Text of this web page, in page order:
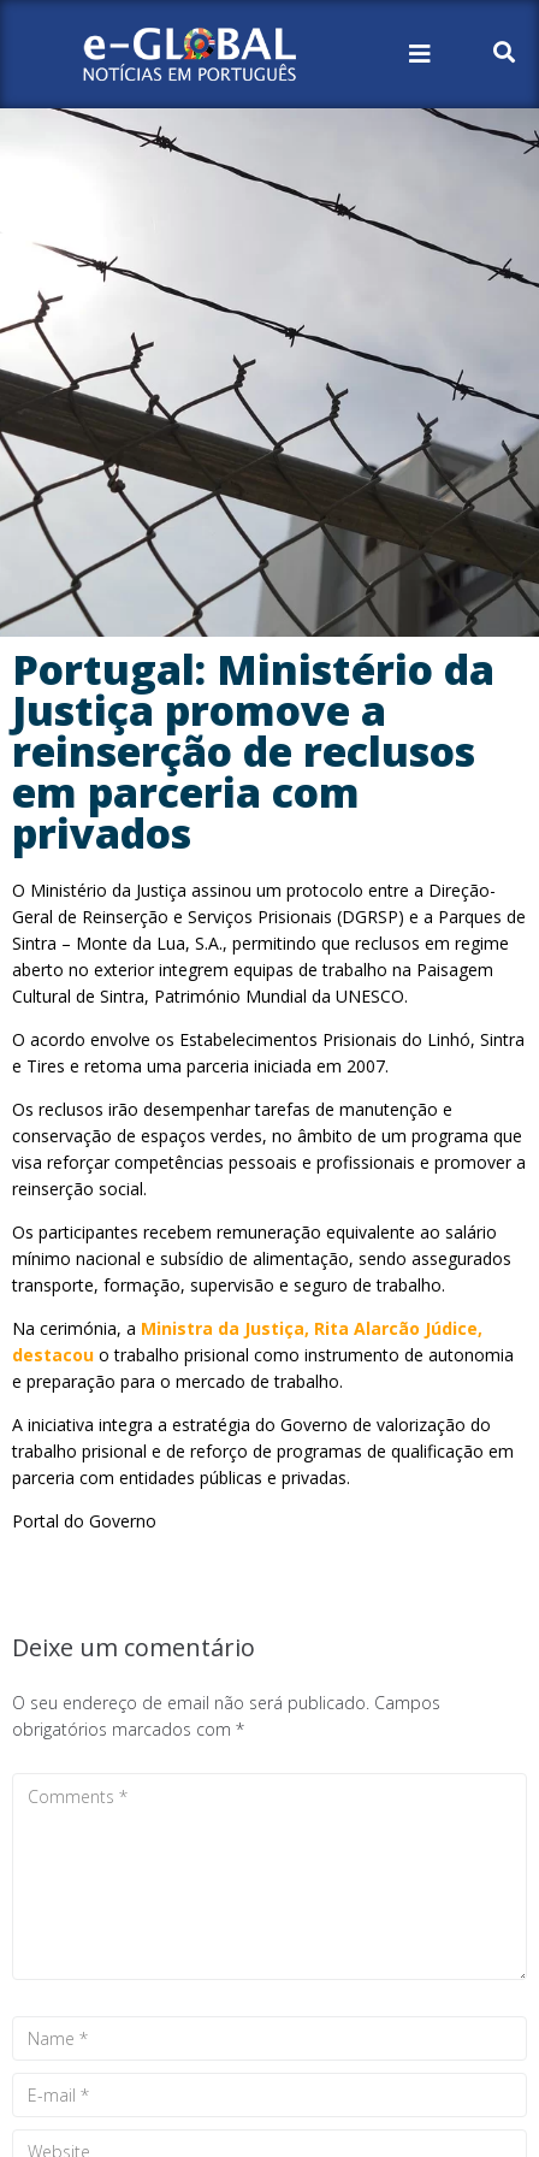
Portugal: Ministério da
Justiça promove a
reinserção de reclusos
em parceria com
privados
O Ministério da Justiça assinou um protocolo entre a Direção-
Geral de Reinserção e Serviços Prisionais (DGRSP) e a Parques de
Sintra – Monte da Lua, S.A., permitindo que reclusos em regime
aberto no exterior integrem equipas de trabalho na Paisagem
Cultural de Sintra, Património Mundial da UNESCO.
O acordo envolve os Estabelecimentos Prisionais do Linhó, Sintra
e Tires e retoma uma parceria iniciada em 2007.
Os reclusos irão desempenhar tarefas de manutenção e
conservação de espaços verdes, no âmbito de um programa que
visa reforçar competências pessoais e profissionais e promover a
reinserção social.
Os participantes recebem remuneração equivalente ao salário
mínimo nacional e subsídio de alimentação, sendo assegurados
transporte, formação, supervisão e seguro de trabalho.
Na cerimónia, a Ministra da Justiça, Rita Alarcão Júdice,
destacou o trabalho prisional como instrumento de autonomia
e preparação para o mercado de trabalho.
A iniciativa integra a estratégia do Governo de valorização do
trabalho prisional e de reforço de programas de qualificação em
parceria com entidades públicas e privadas.
Portal do Governo
Deixe um comentário
O seu endereço de email não será publicado. Campos
obrigatórios marcados com *